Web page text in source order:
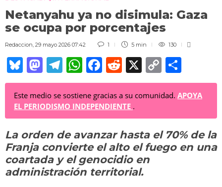
Netanyahu ya no disimula: Gaza
se ocupa por porcentajes
Redaccion 29 mayo 2026 07:42 1 5 min 130
Bl
u
e
sk
y
M
a
st
o
d
o
n
T
el
e
gr
a
m
W
h
at
s
A
p
p
F
a
c
e
b
o
o
k
R
e
d
di
t
X C
o
p
Li
n
k
o
m
ar
tir
Este medio se sostiene gracias a su comunidad. APOYA
EL PERIODISMO INDEPENDIENTE .
La orden de avanzar hasta el 70% de la
Franja convierte el alto el fuego en una
coartada y el genocidio en
administración territorial.